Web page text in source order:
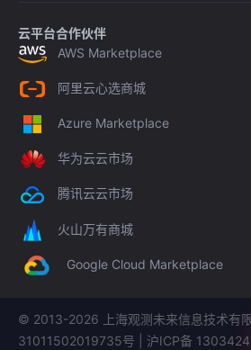
云平台合作伙伴
AWS Marketplace
阿里云心选商城
Azure Marketplace
华为云云市场
腾讯云云市场
火山万有商城
Google Cloud Marketplace
© 2013-2026 上海观测未来信息技术有
31011502019735号 | 沪ICP备